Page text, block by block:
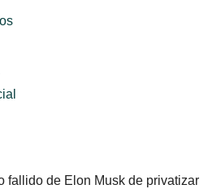
fallido de Elon Musk de privatizar